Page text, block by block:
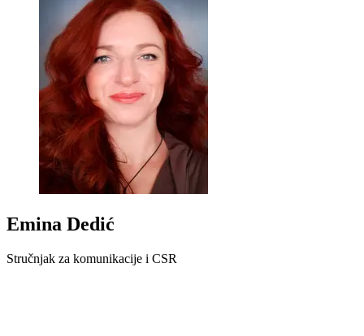
Emina Dedić
Stručnjak za komunikacije i CSR